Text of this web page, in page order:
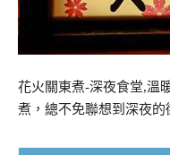
花火關東煮-深夜食堂,溫
煮，總不免聯想到深夜